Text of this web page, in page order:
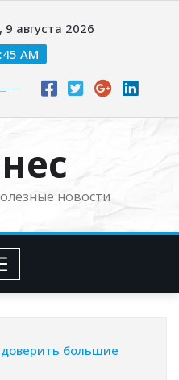
9 августа 2026
AM
новости
большие